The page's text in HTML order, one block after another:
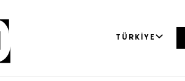
TÜRKIYE